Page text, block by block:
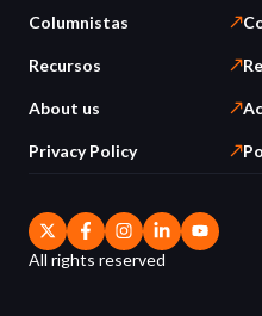
Columnistas
Recursos
About us
Privacy Policy
All rights reserved